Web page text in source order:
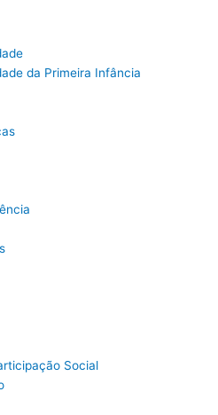
da Primeira Infância
Social